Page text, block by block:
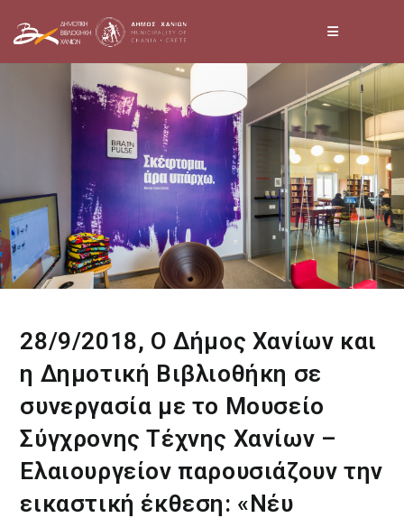
28/9/2018, Ο Δήμος Χανίων και
η Δημοτική Βιβλιοθήκη σε
συνεργασία με το Μουσείο
Σύγχρονης Τέχνης Χανίων –
Ελαιουργείον παρουσιάζουν την
εικαστική έκθεση: «Νέυ